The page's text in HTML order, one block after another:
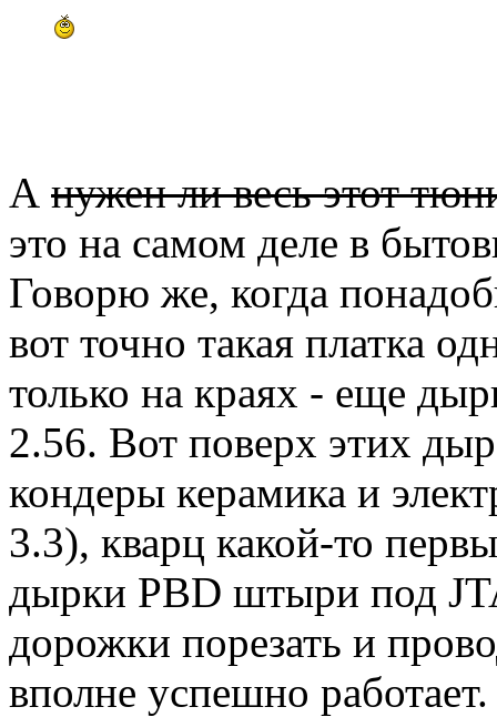
А нужен ли весь этот
это на самом деле в
Говорю же, когда
вот точно такая платка
только на краях - еще
2.56. Вот поверх этих
кондеры керамика и
3.3), кварц какой-то
дырки PBD штыри под
дорожки порезать и
вполне успешно